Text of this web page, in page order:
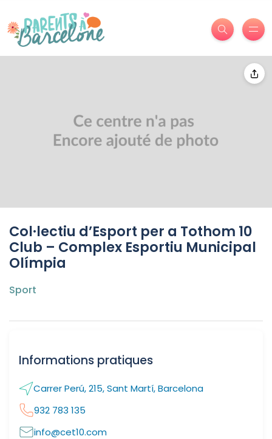
Col·lectiu d’Esport per a Tothom 10
Club – Complex Esportiu Municipal
Olímpia
Sport
Informations pratiques
Carrer Perú, 215, Sant Martí, Barcelona
932 783 135
info@cet10.com